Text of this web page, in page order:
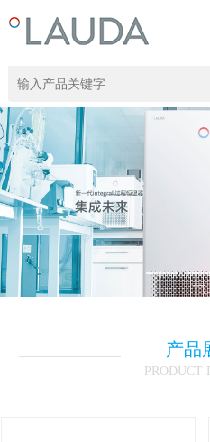
产品
PRODUCT